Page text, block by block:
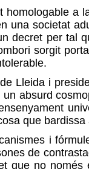
una societat
decret per tal
sorgit
Lleida i
absurd
que
i
de
que no